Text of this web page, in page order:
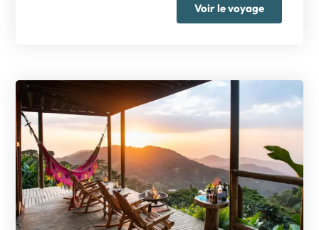
Voir le voyage